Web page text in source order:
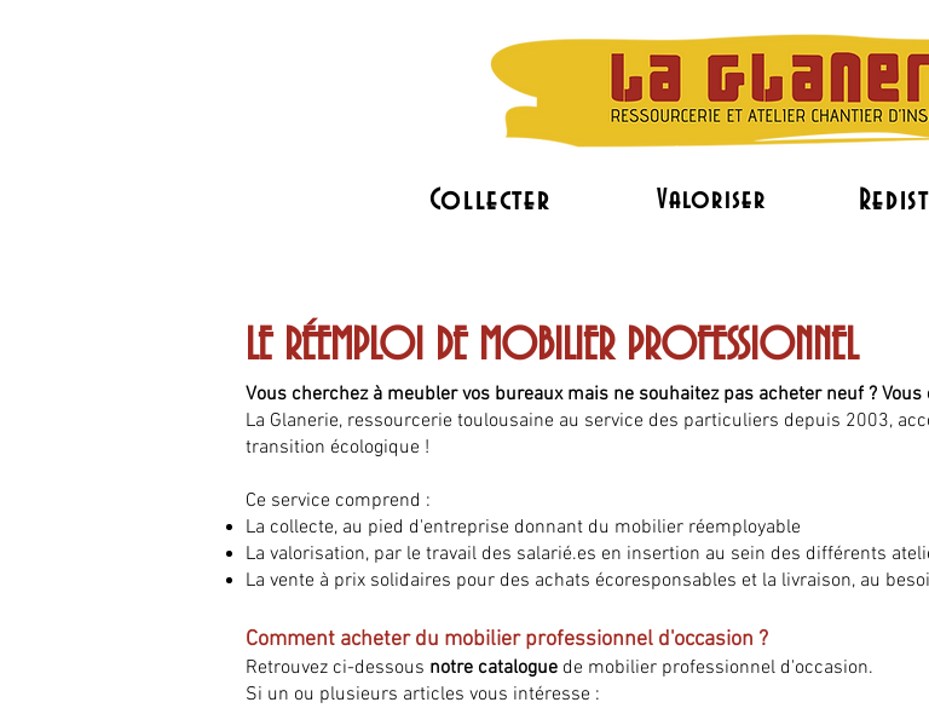
Collecter Valoriser
LE RÉEMPLOI DE MOBILIER PROFESSIONNEL
Vous cherchez à meubler vos bureaux mais ne souhaitez pas acheter neuf ?
La Glanerie, ressourcerie toulousaine au service des particuliers depuis 2003,
transition écologique !
Ce service comprend :
La collecte, au pied d'entreprise donnant du mobilier réemployable
La valorisation, par le travail des salarié.es en insertion au sein des différents
La vente à prix solidaires pour des achats écoresponsables et la livraison, au
Comment acheter du mobilier professionnel d'occasion ?
Retrouvez ci-dessous notre catalogue de mobilier professionnel d'occasion.
Si un ou plusieurs articles vous intéresse :